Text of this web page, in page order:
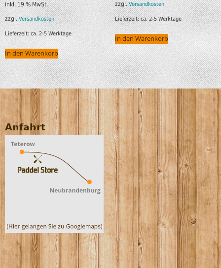
inkl. 19 % MwSt.
zzgl.Versandkosten
Lieferzeit:ca. 2-5 Werktage
In den Warenkorb
zzgl.Versandkosten
Lieferzeit:ca. 2-5 Werktage
In den Warenkorb
Anfahrt